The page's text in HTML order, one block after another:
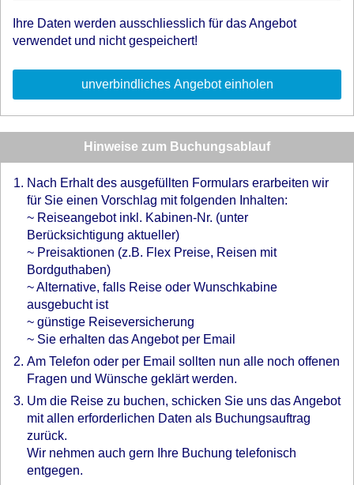
Ihre Daten werden ausschliesslich für das Angebot
verwendet und nicht gespeichert!
Hinweise zum Buchungsablauf
Nach Erhalt des ausgefüllten Formulars erarbeiten wir
für Sie einen Vorschlag mit folgenden Inhalten:
~ Reiseangebot inkl. Kabinen-Nr. (unter
Berücksichtigung aktueller)
~ Preisaktionen (z.B. Flex Preise, Reisen mit
Bordguthaben)
~ Alternative, falls Reise oder Wunschkabine
ausgebucht ist
~ günstige Reiseversicherung
~ Sie erhalten das Angebot per Email
Am Telefon oder per Email sollten nun alle noch offenen
Fragen und Wünsche geklärt werden.
Um die Reise zu buchen, schicken Sie uns das Angebot
mit allen erforderlichen Daten als Buchungsauftrag
zurück.
Wir nehmen auch gern Ihre Buchung telefonisch
entgegen.